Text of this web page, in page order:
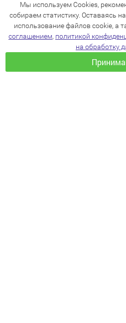
Мы используем Cookies,
собираем статистику. Оставаясь
использование файлов cookie, а
соглашением, политикой
на обработку